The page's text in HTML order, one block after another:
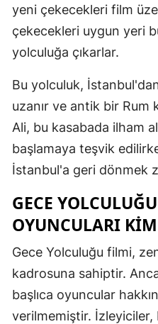
yeni çekecekleri film
çekecekleri uygun yeri
yolculuğa çıkarlar.
Bu yolculuk,
uzanır ve antik bir Rum
Ali, bu kasabada ilham
başlamaya teşvik
İstanbul'a geri dönmek
GECE
OYUNCULARI
Gece Yolculuğu filmi,
kadrosuna sahiptir.
başlıca oyuncular
verilmemiştir. İzleyiciler,